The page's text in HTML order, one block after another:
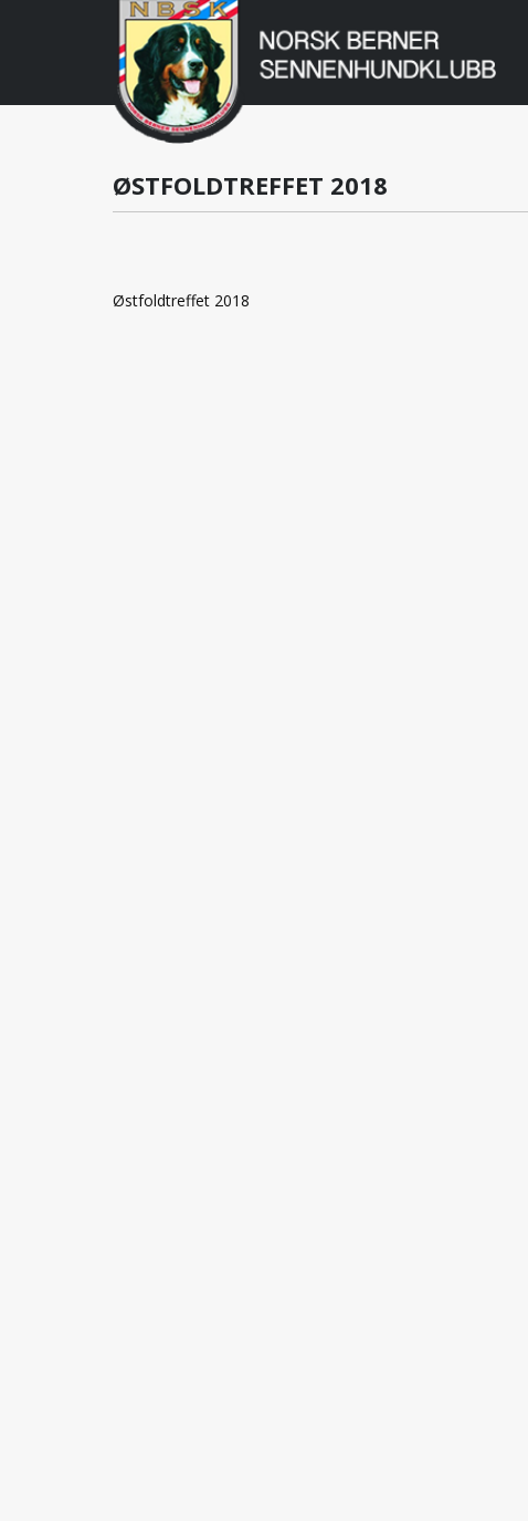
Norsk
Berner
Sennenhundklubb
ØSTFOLDTREFFET 2018
Østfoldtreffet 2018